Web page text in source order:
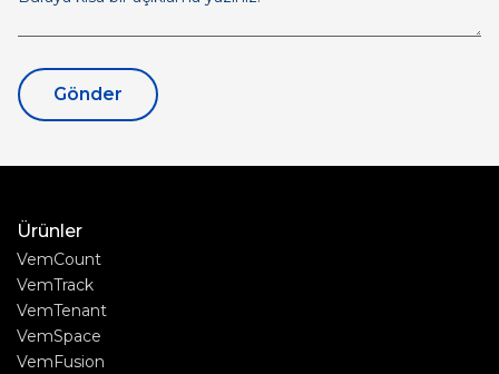
Ürünler
VemCount
VemTrack
VemTenant
VemSpace
VemFusion